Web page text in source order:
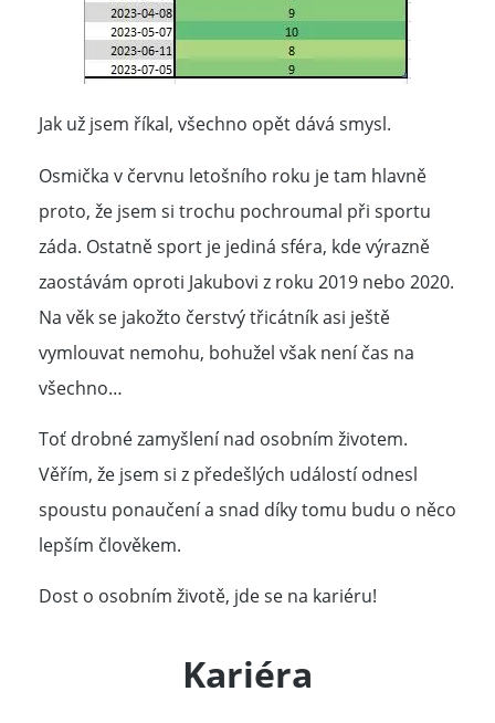
Jak už jsem říkal, všechno opět dává smysl.
Osmička v červnu letošního roku je tam hlavně
proto, že jsem si trochu pochroumal při sportu
záda. Ostatně sport je jediná sféra, kde výrazně
zaostávám oproti Jakubovi z roku 2019 nebo 2020.
Na věk se jakožto čerstvý třicátník asi ještě
vymlouvat nemohu, bohužel však není čas na
všechno…
Toť drobné zamyšlení nad osobním životem.
Věřím, že jsem si z předešlých událostí odnesl
spoustu ponaučení a snad díky tomu budu o něco
lepším člověkem.
Dost o osobním životě, jde se na kariéru!
Kariéra